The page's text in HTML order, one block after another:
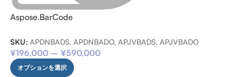
Aspose.BarCode
SKU: APDNBADS, APDNBADO, APJVBADS, APJVBADO
¥196,000 – ¥590,000
オプションを選択